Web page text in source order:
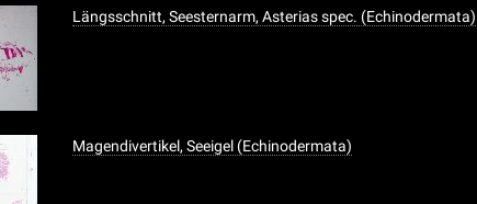
Längsschnitt, Seesternarm, Asterias spec. (Echinodermata)
Magendivertikel, Seeigel (Echinodermata)